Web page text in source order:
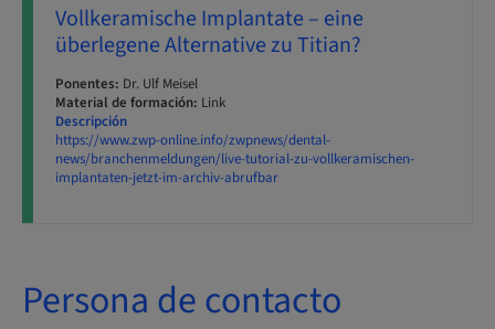
Vollkeramische Implantate – eine
überlegene Alternative zu Titian?
Ponentes: Dr. Ulf Meisel
Material de formación: Link
Descripción
https://www.zwp-online.info/zwpnews/dental-
news/branchenmeldungen/live-tutorial-zu-vollkeramischen-
implantaten-jetzt-im-archiv-abrufbar
Persona de contacto